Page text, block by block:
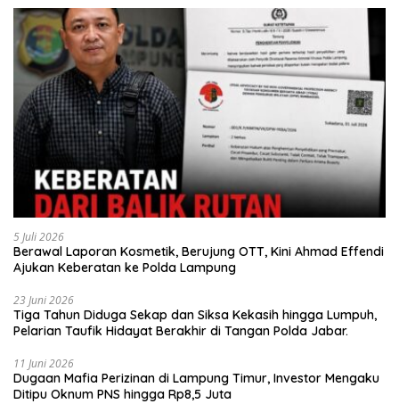
5 Juli 2026
Berawal Laporan Kosmetik, Berujung OTT, Kini Ahmad Effendi
Ajukan Keberatan ke Polda Lampung
23 Juni 2026
Tiga Tahun Diduga Sekap dan Siksa Kekasih hingga Lumpuh,
Pelarian Taufik Hidayat Berakhir di Tangan Polda Jabar.
11 Juni 2026
Dugaan Mafia Perizinan di Lampung Timur, Investor Mengaku
Ditipu Oknum PNS hingga Rp8,5 Juta